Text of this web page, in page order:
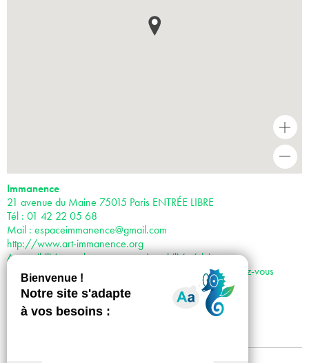
+
Immanence
21 avenue du Maine 75015 Paris ENTRÉE LIBRE
Tél : 01 42 22 05 68
Mail : espaceimmanence@gmail.com
http://www.art-immanence.org
Accessibilité pour les personnes à mobilité réduite
Horaires : du jeudi au samedi de 14h à 18h et sur rendez-vous
Accès :
· Métro 4,6,12 et 13
· Bus 91, 95, 96